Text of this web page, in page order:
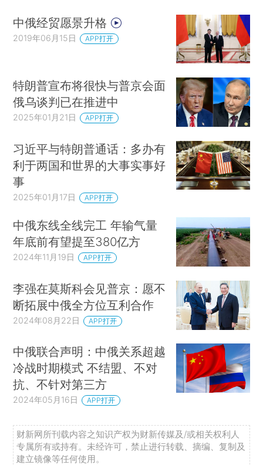
中俄经贸愿景升格
2019年06月15日 APP打开
特朗普宣布将很快与普京会面
俄乌谈判已在推进中
2025年01月21日 APP打开
习近平与特朗普通话：多办有
利于两国和世界的大事实事好
事
2025年01月17日 APP打开
中俄东线全线完工 年输气量
年底前有望提至380亿方
2024年11月19日 APP打开
李强在莫斯科会见普京：愿不
断拓展中俄全方位互利合作
2024年08月22日 APP打开
中俄联合声明：中俄关系超越
冷战时期模式 不结盟、不对
抗、不针对第三方
2024年05月16日 APP打开
财新网所刊载内容之知识产权为财新传媒及/或相关权利人
专属所有或持有。未经许可，禁止进行转载、摘编、复制及
建立镜像等任何使用。